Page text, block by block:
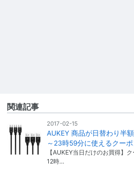
関連記事
2017-02-15
AUKEY 商品が日替わり半
～23時59分に使えるクー
【AUKEY当日だけのお買得】
12時…